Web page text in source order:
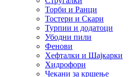
Торби и Ранци
Тостери и Скари
Турпии и додатоци
Убодни пили
Фенови
Хефталки и Шајкарки
Хидрофори
Чекани за кршење